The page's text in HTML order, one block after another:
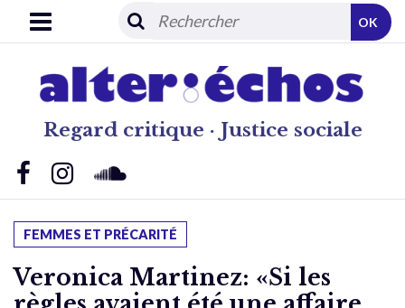
Regard critique · Justice sociale
OK
FEMMES ET PRÉCARITÉ
Veronica Martinez: «Si les